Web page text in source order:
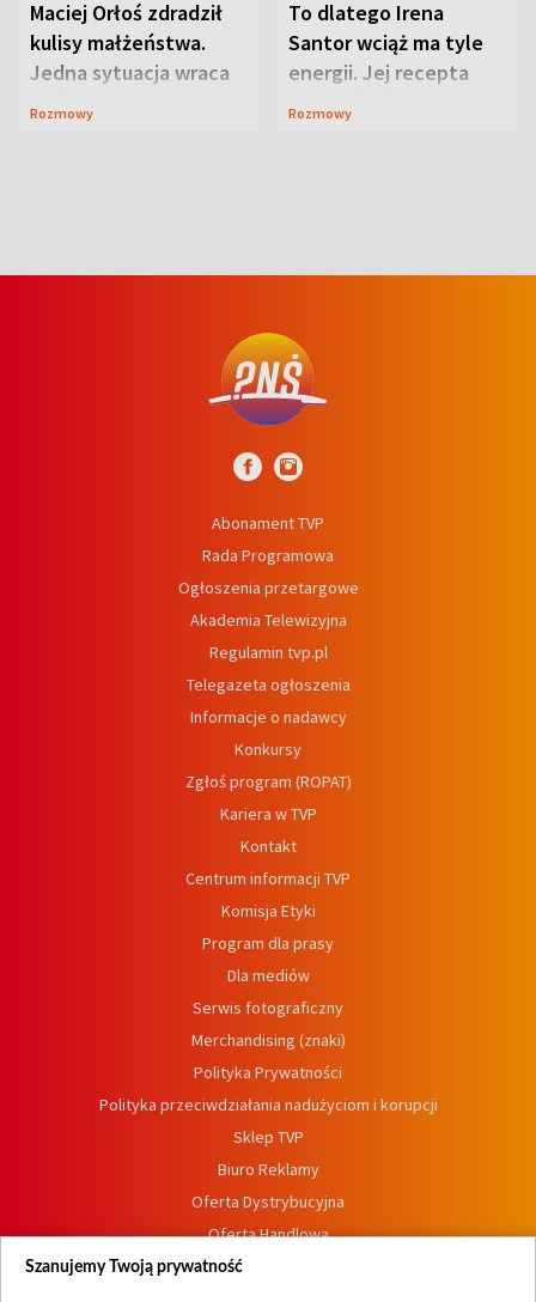
Maciej Orłoś zdradził
kulisy małżeństwa.
Jedna sytuacja wraca
jak bumerang
Rozmowy
To dlatego Irena
Santor wciąż ma tyle
energii. Jej recepta
jest zaskakująco
Rozmowy
Abonament TVP
Rada Programowa
Ogłoszenia przetargowe
Akademia Telewizyjna
Regulamin tvp.pl
Telegazeta ogłoszenia
Informacje o nadawcy
Konkursy
Zgłoś program (ROPAT)
Kariera w TVP
Kontakt
Centrum informacji TVP
Komisja Etyki
Program dla prasy
Dla mediów
Serwis fotograficzny
Merchandising (znaki)
Polityka Prywatności
Polityka przeciwdziałania nadużyciom i korupcji
Sklep TVP
Biuro Reklamy
Oferta Dystrybucyjna
Oferta Handlowa
Dostępność
Szanujemy Twoją prywatność